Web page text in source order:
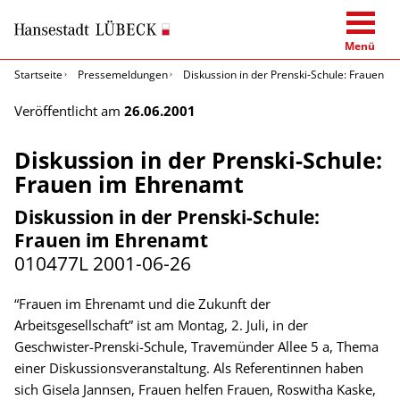
Menü
Startseite
Pressemeldungen Diskussion in der Prenski-Schule: Frauen
Veröffentlicht am 26.06.2001
Diskussion in der Prenski-Schule:
Frauen im Ehrenamt
Diskussion in der Prenski-Schule:
Frauen im Ehrenamt
010477L 2001-06-26
“Frauen im Ehrenamt und die Zukunft der
Arbeitsgesellschaft” ist am Montag, 2. Juli, in der
Geschwister-Prenski-Schule, Travemünder Allee 5 a, Thema
einer Diskussionsveranstaltung. Als Referentinnen haben
sich Gisela Jannsen, Frauen helfen Frauen, Roswitha Kaske,